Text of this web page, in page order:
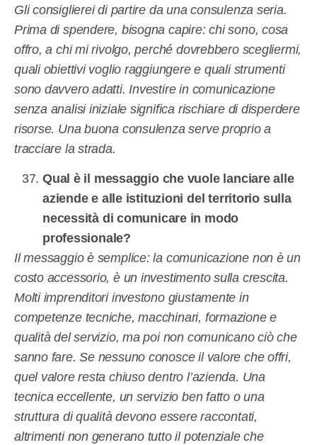
Gli consiglierei di partire da una consulenza seria.
Prima di spendere, bisogna capire: chi sono, cosa
offro, a chi mi rivolgo, perché dovrebbero scegliermi,
quali obiettivi voglio raggiungere e quali strumenti
sono davvero adatti. Investire in comunicazione
senza analisi iniziale significa rischiare di disperdere
risorse. Una buona consulenza serve proprio a
tracciare la strada.
Qual è il messaggio che vuole lanciare alle
aziende e alle istituzioni del territorio sulla
necessità di comunicare in modo
professionale?
Il messaggio è semplice: la comunicazione non è un
costo accessorio, è un investimento sulla crescita.
Molti imprenditori investono giustamente in
competenze tecniche, macchinari, formazione e
qualità del servizio, ma poi non comunicano ciò che
sanno fare. Se nessuno conosce il valore che offri,
quel valore resta chiuso dentro l’azienda. Una
tecnica eccellente, un servizio ben fatto o una
struttura di qualità devono essere raccontati,
altrimenti non generano tutto il potenziale che